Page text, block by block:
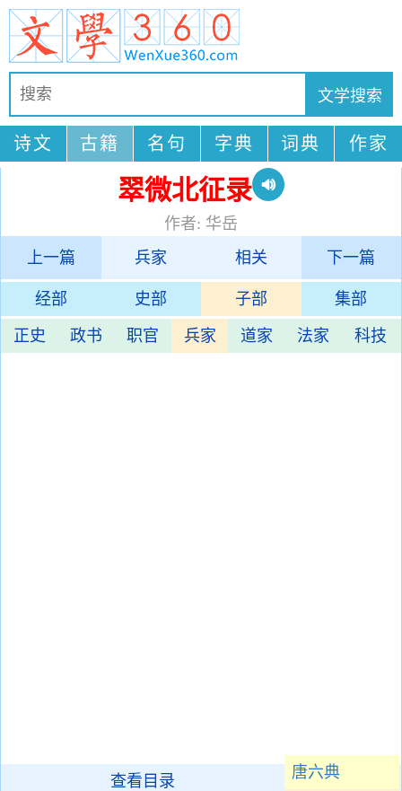
诗文 古籍 名句 字典 词典 作家
翠微北征录
作者: 华岳
上一篇
兵家 相关 下一篇
经部 史部 子部 集部
正史 政书 职官 兵家 道家 法家 科技
唐六典
查看目录